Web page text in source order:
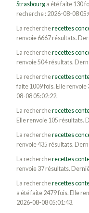
Strasbourga été faite 130
recherche : 2026-08-08
La rechercherecettes
renvoie 6667 résultats.
La rechercherecettes
renvoie 504 résultats.
La rechercherecettes
faite 1009 fois. Elle
08-08 05:02:22.
La rechercherecettes
Elle renvoie 105 résultats.
La rechercherecettes
renvoie 435 résultats.
La rechercherecettes
renvoie 37 résultats.
La rechercherecettes
a été faite 2479 fois. Elle
2026-08-08 05:01:43.